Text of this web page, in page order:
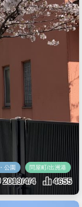
公園 問屋町/出洲港
2019/4/4 4655